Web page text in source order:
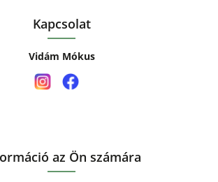
Kapcsolat
Vidám Mókus
az Ön számára